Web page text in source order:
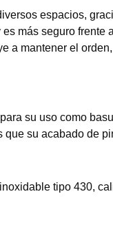
espacios,
más seguro
a mantener el
su uso como
su acabado de
tipo 430,